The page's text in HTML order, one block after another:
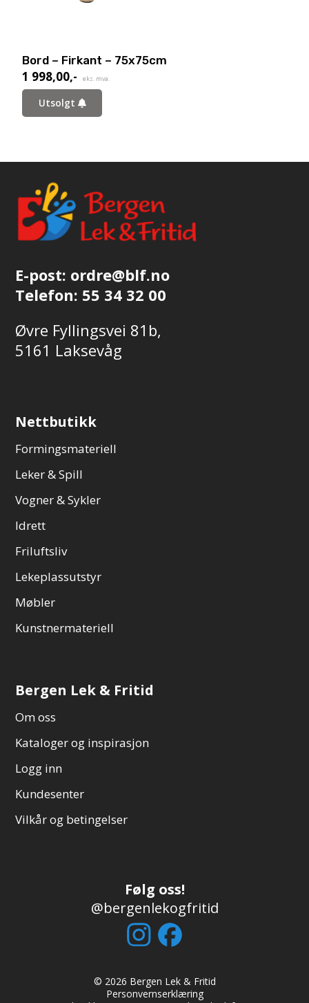
Bord – Firkant – 75x75cm
1 998,00,- eks. mva.
Utsolgt
E-post: ordre@blf.no
Telefon: 55 34 32 00
Øvre Fyllingsvei 81b,
5161 Laksevåg
Nettbutikk
Formingsmateriell
Leker & Spill
Vogner & Sykler
Idrett
Friluftsliv
Lekeplassutstyr
Møbler
Kunstnermateriell
Bergen Lek & Fritid
Om oss
Kataloger og inspirasjon
Logg inn
Kundesenter
Vilkår og betingelser
Følg oss!
@bergenlekogfritid
© 2026 Bergen Lek & Fritid
Personvernserklæring